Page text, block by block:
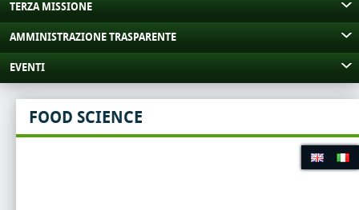
TERZA MISSIONE
AMMINISTRAZIONE TRASPARENTE
EVENTI
FOOD SCIENCE